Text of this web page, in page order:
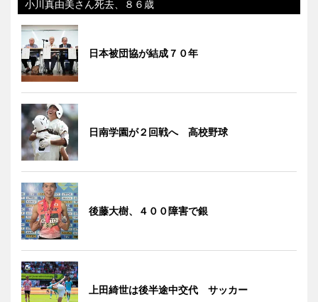
小川真由美さん死去、８６歳
日本被団協が結成７０年
日南学園が２回戦へ 高校野球
後藤大樹、４００障害で銀
上田綺世は後半途中交代 サッカー